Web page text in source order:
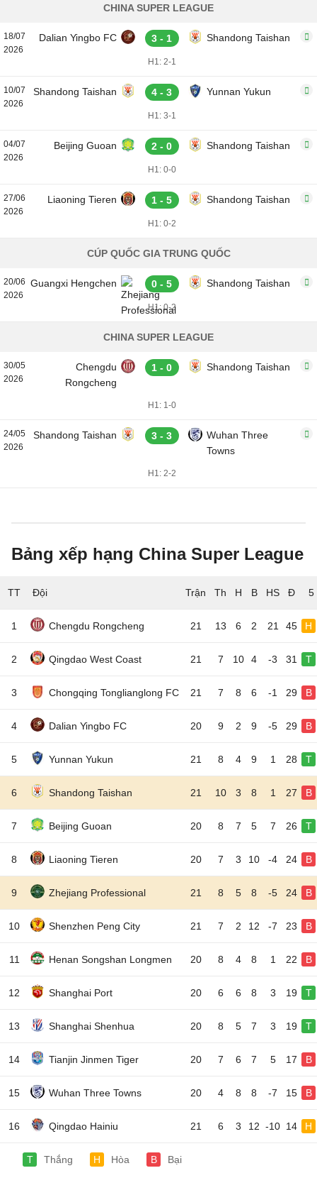
CHINA SUPER LEAGUE
18/07
2026
Dalian Yingbo FC 3 - 1 Shandong Taishan
H1: 2-1
10/07
2026
Shandong Taishan 4 - 3 Yunnan Yukun
H1: 3-1
04/07
2026
Beijing Guoan 2 - 0 Shandong Taishan
H1: 0-0
27/06
2026
Liaoning Tieren 1 - 5 Shandong Taishan
H1: 0-2
CÚP QUỐC GIA TRUNG QUỐC
20/06
2026
Guangxi Hengchen 0 - 5 Shandong Taishan
H1: 0-2
CHINA SUPER LEAGUE
30/05
2026
Chengdu
Rongcheng
1 - 0 Shandong Taishan
H1: 1-0
24/05
2026
Shandong Taishan 3 - 3
Wuhan Three
Towns
H1: 2-2
Bảng xếp hạng China Super League
TT Đội 5
1 Chengdu Rongcheng 21 13 6 2 21 45 H
2 Qingdao West Coast 21 7 10 4 -3 31 T
3 Chongqing Tonglianglong FC 21 7 8 6 -1 29 B
4 Dalian Yingbo FC 20 9 2 9 -5 29 B
5 Yunnan Yukun 21 8 4 9 1 28 T
6 Shandong Taishan 21 10 3 8 1 27 B
7 Beijing Guoan 20 8 7 5 7 26 T
8 Liaoning Tieren 20 7 3 10 -4 24 B
9 Zhejiang Professional 21 8 5 8 -5 24 B
10 Shenzhen Peng City 21 7 2 12 -7 23 B
11 Henan Songshan Longmen 20 8 4 8 1 22 B
12 Shanghai Port 20 6 6 8 3 19 T
13 Shanghai Shenhua 20 8 5 7 3 19 T
14 Tianjin Jinmen Tiger 20 7 6 7 5 17 B
15 Wuhan Three Towns 20 4 8 8 -7 15 B
16 Qingdao Hainiu 21 6 3 12 -10 14 H
T Thắng H Hòa B Bại